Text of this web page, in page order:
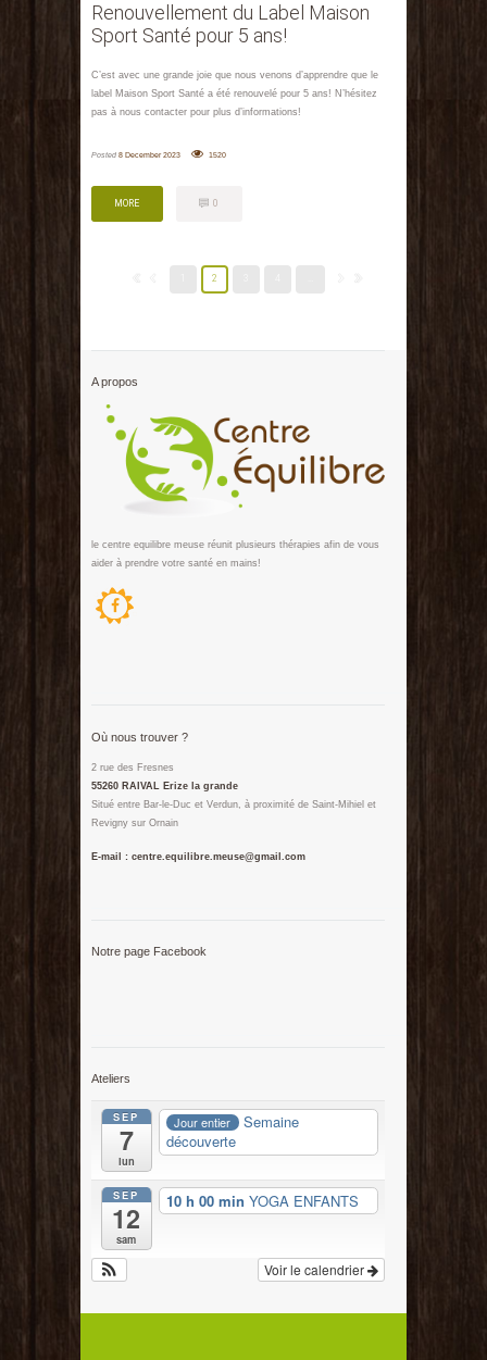
Renouvellement du Label Maison
Sport Santé pour 5 ans!
C’est avec une grande joie que nous venons d’apprendre que le
label Maison Sport Santé a été renouvelé pour 5 ans! N’hésitez
pas à nous contacter pour plus d’informations!
Posted 8 December 2023 1520
MORE 0
2
A propos
le centre equilibre meuse réunit plusieurs thérapies afin de vous
aider à prendre votre santé en mains!
Où nous trouver ?
2 rue des Fresnes
55260 RAIVAL Erize la grande
Situé entre Bar-le-Duc et Verdun, à proximité de Saint-Mihiel et
Revigny sur Ornain
E-mail : centre.equilibre.meuse@gmail.com
Notre page Facebook
Ateliers
SEP
7
lun
Jour entier
Semaine
découverte
SEP
12
sam
10 h 00 min YOGA ENFANTS
Voir le calendrier